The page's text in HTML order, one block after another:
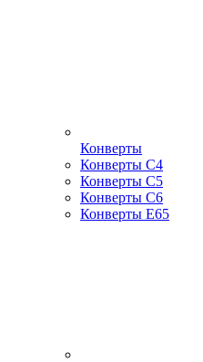
Конверты
Конверты С4
Конверты С5
Конверты С6
Конверты Е65